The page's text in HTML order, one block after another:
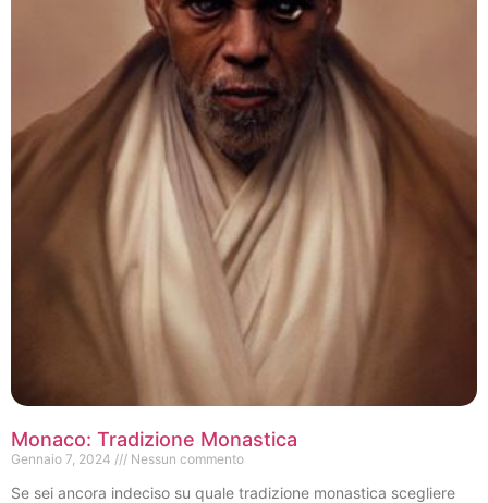
Monaco: Tradizione Monastica
Gennaio 7, 2024 Nessun commento
Se sei ancora indeciso su quale tradizione monastica scegliere